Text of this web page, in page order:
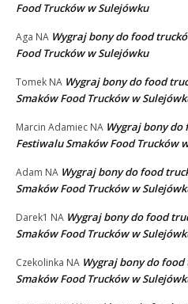
Food Trucków w Sulejówku
Aga NA Wygraj bony do food
Food Trucków w Sulejówku
Tomek NA Wygraj bony do food
Smaków Food Trucków w
Marcin Adamiec NA Wygraj bony do
Festiwalu Smaków Food Trucków
Adam NA Wygraj bony do food
Smaków Food Trucków w
Darek1 NA Wygraj bony do food
Smaków Food Trucków w
Czekolinka NA Wygraj bony do
Smaków Food Trucków w